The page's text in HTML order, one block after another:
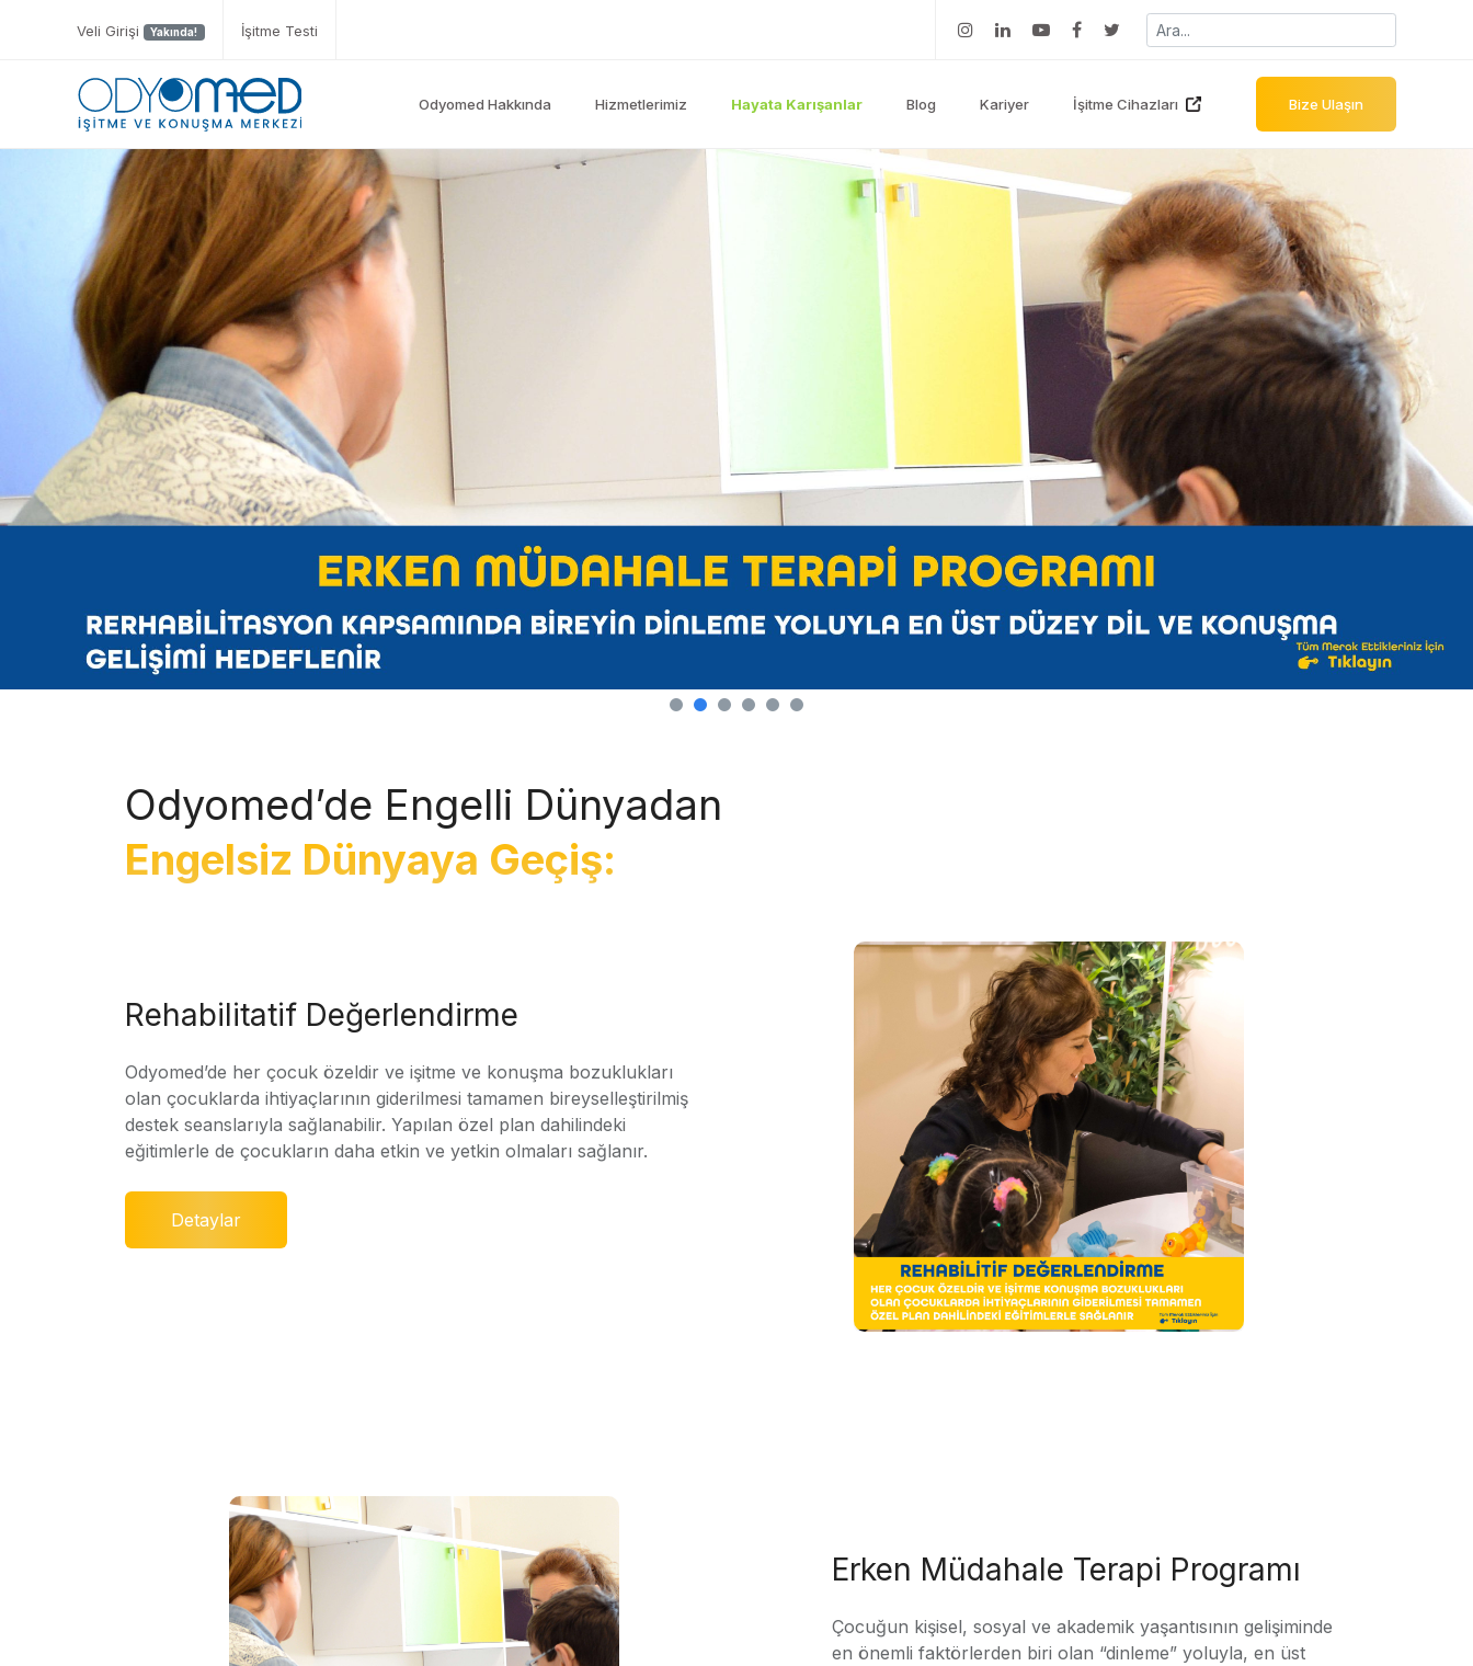
Veli Girişi Yakında! İşitme Testi
Odyomed Hakkında Hizmetlerimiz Hayata Karışanlar Blog Kariyer İşitme Cihazları Bize Ulaşın
Odyomed’de Engelli Dünyadan
Engelsiz Dünyaya Geçiş:
Rehabilitatif Değerlendirme
Odyomed’de her çocuk özeldir ve işitme ve konuşma bozuklukları
olan çocuklarda ihtiyaçlarının giderilmesi tamamen bireyselleştirilmiş
destek seanslarıyla sağlanabilir. Yapılan özel plan dahilindeki
eğitimlerle de çocukların daha etkin ve yetkin olmaları sağlanır.
Detaylar
Erken Müdahale Terapi Programı
Çocuğun kişisel, sosyal ve akademik yaşantısının gelişiminde
en önemli faktörlerden biri olan “dinleme” yoluyla, en üst